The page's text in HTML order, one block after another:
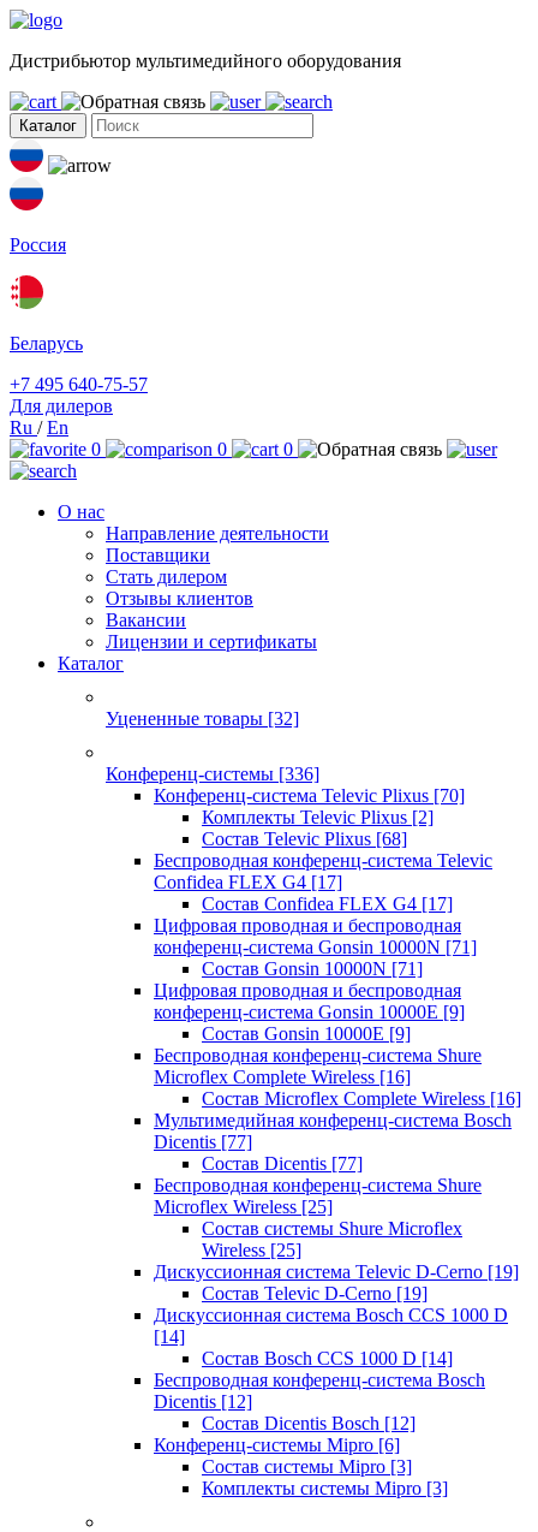
Дистрибьютор мультимедийного оборудования
Каталог
Россия
Беларусь
+7 495 640-75-57
Для дилеров
Ru /En
0
0 0
О нас
Направление деятельности
Поставщики
Стать дилером
Отзывы клиентов
Вакансии
Лицензии и сертификаты
Каталог
Уцененные товары [32]
Конференц-системы [336]
Конференц-система Televic Plixus [70]
Комплекты Televic Plixus [2]
Состав Televic Plixus [68]
Беспроводная конференц-система Televic
Confidea FLEX G4 [17]
Состав Confidea FLEX G4 [17]
Цифровая проводная и беспроводная
конференц-система Gonsin 10000N [71]
Состав Gonsin 10000N [71]
Цифровая проводная и беспроводная
конференц-система Gonsin 10000E [9]
Состав Gonsin 10000E [9]
Беспроводная конференц-система Shure
Microflex Complete Wireless [16]
Состав Microflex Complete Wireless [16]
Мультимедийная конференц-система Bosch
Dicentis [77]
Состав Dicentis [77]
Беспроводная конференц-система Shure
Microflex Wireless [25]
Состав системы Shure Microflex
Wireless [25]
Дискуссионная система Televic D-Cerno [19]
Состав Televic D-Cerno [19]
Дискуссионная система Bosch CCS 1000 D
[14]
Состав Bosch CCS 1000 D [14]
Беспроводная конференц-система Bosch
Dicentis [12]
Состав Dicentis Bosch [12]
Конференц-системы Mipro [6]
Состав системы Mipro [3]
Комплекты системы Mipro [3]